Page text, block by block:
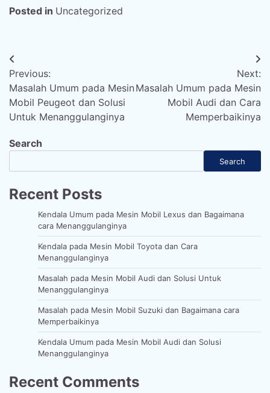
Posted in Uncategorized
Post
navigation
Previous:
Masalah Umum pada Mesin
Mobil Peugeot dan Solusi
Untuk Menanggulanginya
Next:
Masalah Umum pada Mesin
Mobil Audi dan Cara
Memperbaikinya
Search
Search
Recent Posts
Kendala Umum pada Mesin Mobil Lexus dan Bagaimana
cara Menanggulanginya
Kendala pada Mesin Mobil Toyota dan Cara
Menanggulanginya
Masalah pada Mesin Mobil Audi dan Solusi Untuk
Menanggulanginya
Masalah pada Mesin Mobil Suzuki dan Bagaimana cara
Memperbaikinya
Kendala Umum pada Mesin Mobil Audi dan Solusi
Menanggulanginya
Recent Comments